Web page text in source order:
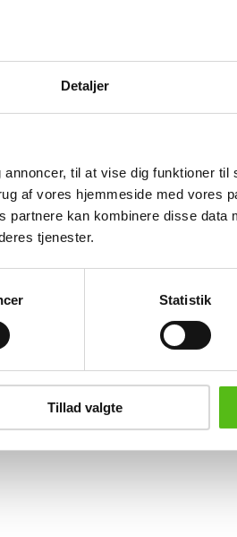
Detaljer
til at vise dig funktioner til
af vores hjemmeside med vores
partnere kan kombinere disse data
tjenester.
Statistik
Tillad valgte
School map from 1957 of
Similar lots
offers directly in your email.